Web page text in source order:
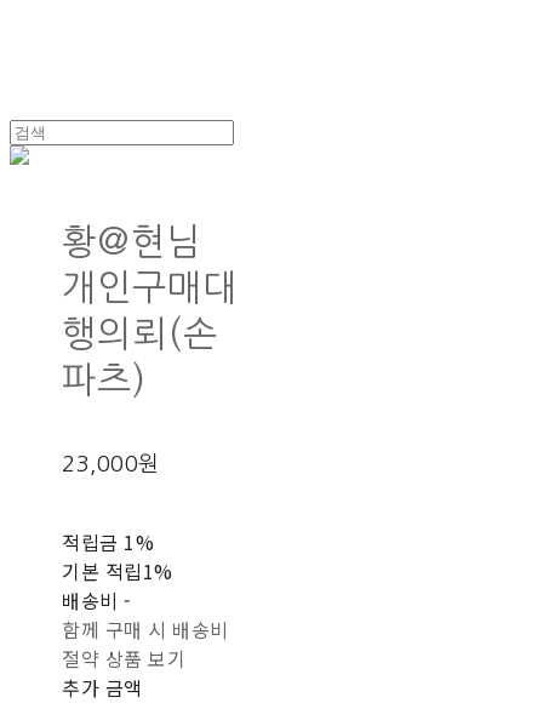
황@현님
개인구매대
행의뢰(손
파츠)
23,000원
적립금 1%
기본 적립1%
배송비-
함께 구매 시 배송비
절약 상품 보기
추가 금액